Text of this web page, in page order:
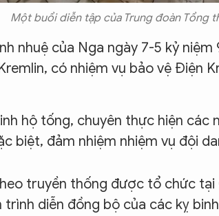
Một buổi diễn tập của Trung đoàn Tổng
nhuệ của Nga ngày 7-5 kỷ
có nhiệm vụ bảo vệ Điện
hộ tống, chuyên thực hiện các
biệt, đảm nhiệm nhiệm vụ đội
truyền thống được tổ chức
diễn đồng bộ của các kỵ